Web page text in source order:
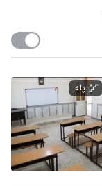
پله